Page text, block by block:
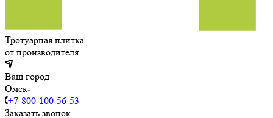
Тротуарная плитка
от производителя
Ваш город
Омск
+7-800-100-56-53
Заказать звонок